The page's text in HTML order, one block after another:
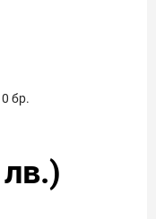
0 бр.
лв.)